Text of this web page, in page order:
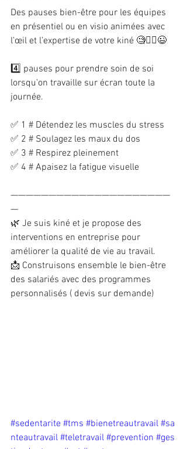
Des pauses bien-être pour les équipes
en présentiel ou en visio animées avec
l’œil et l’expertise de votre kiné 🧐💆‍♀️😉
4️⃣ pauses pour prendre soin de soi
lorsqu’on travaille sur écran toute la
journée.
✅ 1 # Détendez les muscles du stress
✅ 2 # Soulagez les maux du dos
✅ 3 # Respirez pleinement
✅ 4 # Apaisez la fatigue visuelle
—————————————————————
—
🌿 Je suis kiné et je propose des
interventions en entreprise pour
améliorer la qualité de vie au travail.
📩 Construisons ensemble le bien-être
des salariés avec des programmes
personnalisés ( devis sur demande)
#sedentarite #tms #bienetreautravail #sa
nteautravail #teletravail #prevention #ges